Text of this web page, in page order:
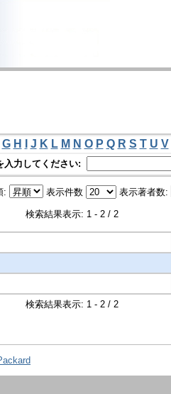
G H J K L M N O P Q R S T U V
入力してください:
: 表示件数 表示著者数:
検索結果表示: 1 - 2 / 2
検索結果表示: 1 - 2 / 2